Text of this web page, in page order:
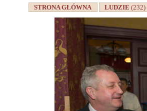
STRONA GŁÓWNA LUDZIE(232)